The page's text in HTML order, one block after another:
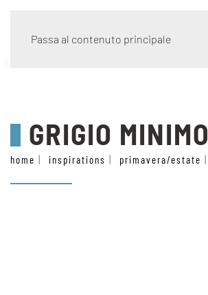
Passa al contenuto principale
stile
GRIGIO MINIMO
home inspirations primavera/estate